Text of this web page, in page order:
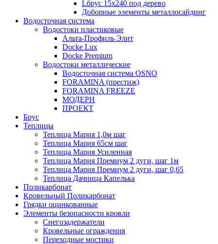
Lбрус 15x240 под дерево
Доборные элементы металлосайдинг
Водосточная система
Водостоки пластиковые
Альта-Профиль Элит
Docke Lux
Docke Premium
Водостоки металлические
Водосточная система OSNO
FORAMINA (престиж)
FORAMINA FREEZE
МОДЕРН
ПРОЕКТ
Брус
Теплицы
Теплица Мария 1,0м шаг
Теплица Мария 65см шаг
Теплица Мария Усиленная
Теплица Мария Премиум 2 дуги, шаг 1м
Теплица Мария Премиум 2 дуги, шаг 0,65
Теплица Дачница Капелька
Поликарбонат
Кровельный Поликарбонат
Грядки оцинкованные
Элементы безопасности кровли
Снегозадержатели
Кровельные ограждения
Переходные мостики